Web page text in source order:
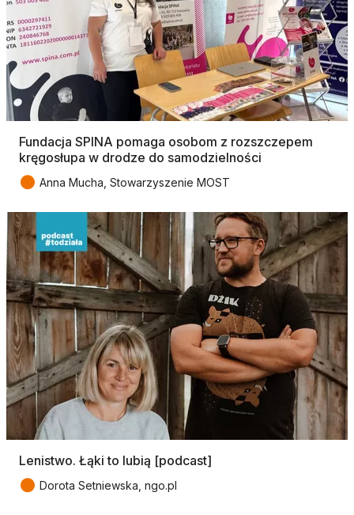
Fundacja SPINA pomaga osobom z rozszczepem
kręgosłupa w drodze do samodzielności
● Anna Mucha, Stowarzyszenie MOST
Lenistwo. Łąki to lubią [podcast]
● Dorota Setniewska, ngo.pl